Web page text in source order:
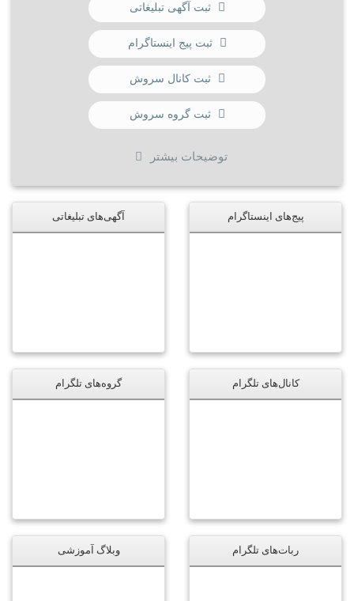
ثبت آگهی تبلیغاتی
ثبت پیج اینستاگرام
ثبت کانال سروش
ثبت گروه سروش
توضیحات بیشتر
پیج‌های اینستاگرام آگهی‌های تبلیغاتی
کانال‌های تلگرام گروه‌های تلگرام
ربات‌های تلگرام وبلاگ آموزشی